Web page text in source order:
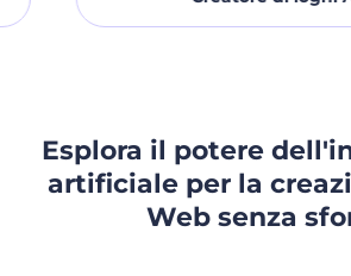
Esplora il potere
artificiale per la
Web senza